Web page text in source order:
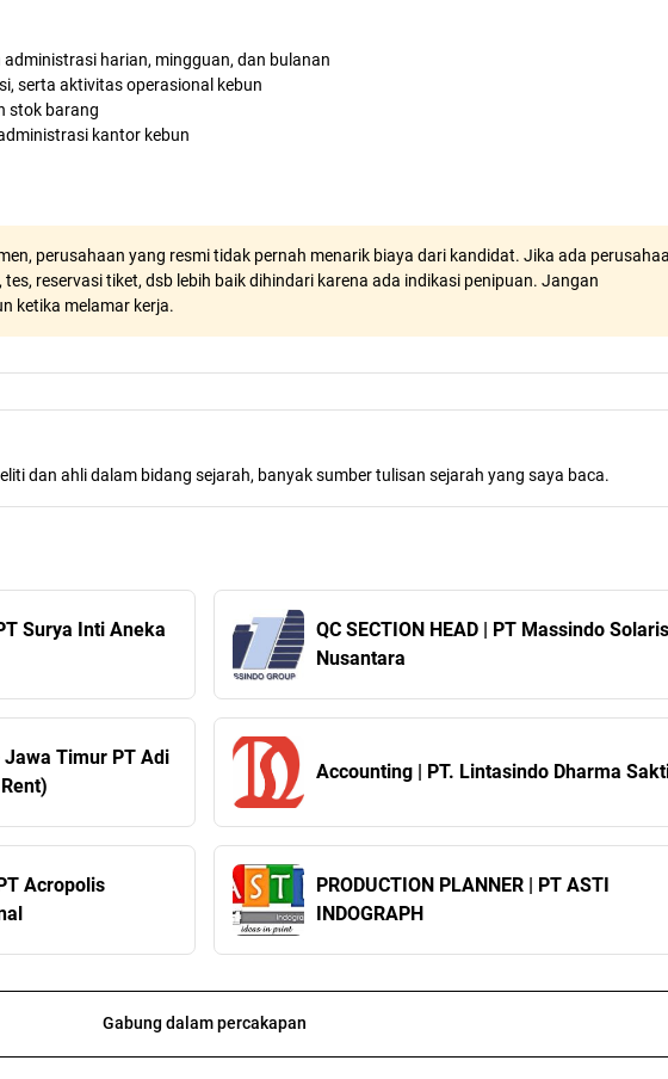
harian, mingguan, dan bulanan
serta aktivitas operasional kebun
stok barang
kantor kebun
perusahaan yang resmi tidak pernah menarik biaya dari kandidat. Jika ada
reservasi tiket, dsb lebih baik dihindari karena ada indikasi penipuan. Jangan
ketika melamar kerja.
dan ahli dalam bidang sejarah, banyak sumber tulisan sejarah yang saya baca.
Surya Inti Aneka
QC SECTION HEAD | PT Massindo Solaris
Nusantara
Timur PT Adi
Accounting | PT. Lintasindo Dharma
Acropolis
PRODUCTION PLANNER | PT ASTI
INDOGRAPH
Gabung dalam percakapan